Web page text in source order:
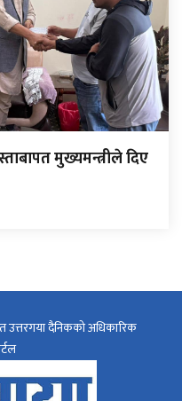
मुख्यमन्त्रीले दिए
उत्तरगया दैनिकको अधिकारिक